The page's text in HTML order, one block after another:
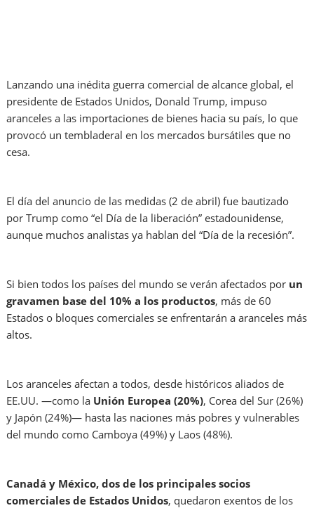
Lanzando una inédita guerra comercial de alcance global, el
presidente de Estados Unidos, Donald Trump, impuso
aranceles a las importaciones de bienes hacia su país, lo que
provocó un tembladeral en los mercados bursátiles que no
cesa.
El día del anuncio de las medidas (2 de abril) fue bautizado
por Trump como “el Día de la liberación” estadounidense,
aunque muchos analistas ya hablan del “Día de la recesión”.
Si bien todos los países del mundo se verán afectados por un
gravamen base del 10% a los productos, más de 60
Estados o bloques comerciales se enfrentarán a aranceles más
altos.
Los aranceles afectan a todos, desde históricos aliados de
EE.UU. —como la Unión Europea (20%), Corea del Sur (26%)
y Japón (24%)— hasta las naciones más pobres y vulnerables
del mundo como Camboya (49%) y Laos (48%).
Canadá y México, dos de los principales socios
comerciales de Estados Unidos, quedaron exentos de los